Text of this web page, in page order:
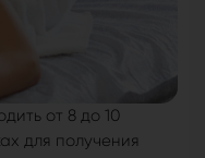
от 8 до 10
для получения